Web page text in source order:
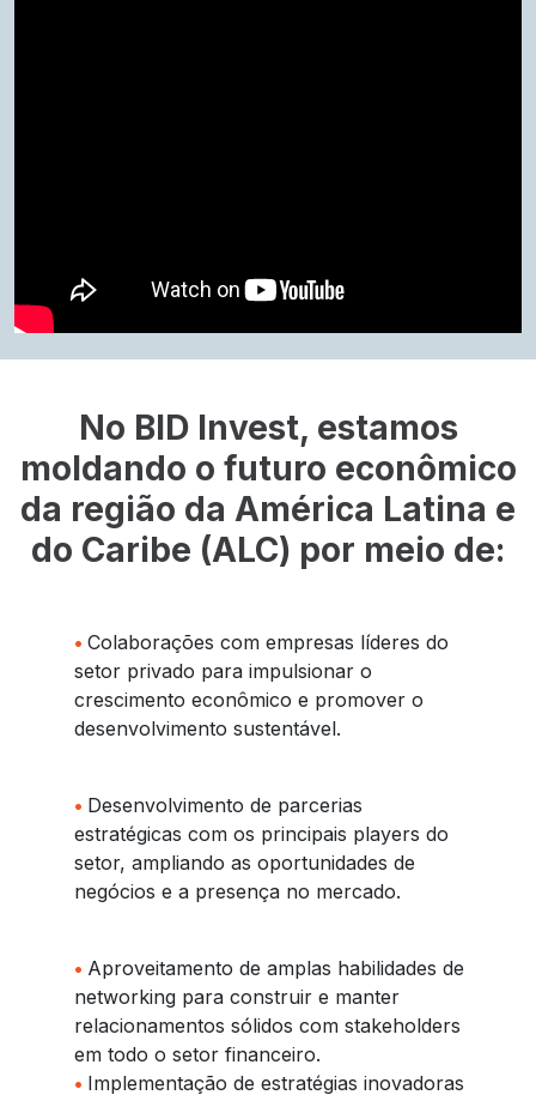
No BID Invest, estamos
moldando o futuro econômico
da região da América Latina e
do Caribe (ALC) por meio de:
• Colaborações com empresas líderes do
setor privado para impulsionar o
crescimento econômico e promover o
desenvolvimento sustentável.
• Desenvolvimento de parcerias
estratégicas com os principais players do
setor, ampliando as oportunidades de
negócios e a presença no mercado.
• Aproveitamento de amplas habilidades de
networking para construir e manter
relacionamentos sólidos com stakeholders
em todo o setor financeiro.
• Implementação de estratégias inovadoras